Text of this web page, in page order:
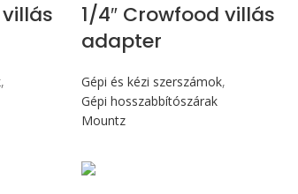
,
1/4″ Crowfood villás
adapter
Gépi és kézi szerszámok,
Gépi hosszabbítószárak
Mountz